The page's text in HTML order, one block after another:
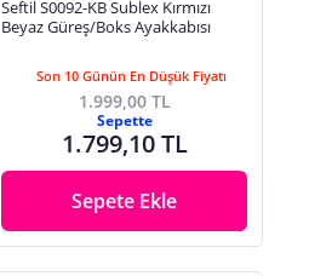
Seftil S0092-KB Sublex Kırmızı
Beyaz Güreş/Boks Ayakkabısı
Son 10 Günün En Düşük Fiyatı
1.999,00 TL
Sepette
1.799,10 TL
Sepete Ekle